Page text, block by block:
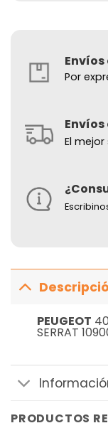
Por
Envíos
El
PEUGEOT
SERRAT
PRODUCTOS